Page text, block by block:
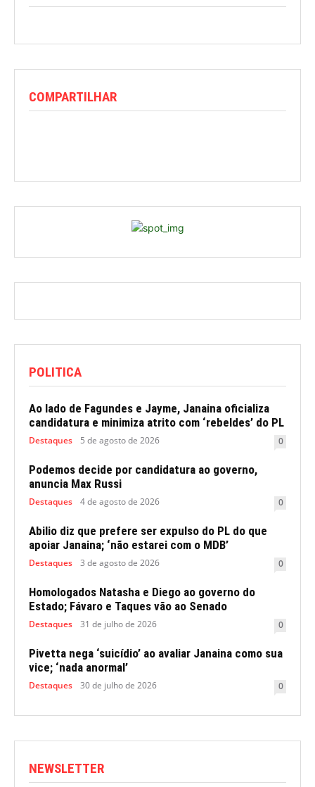
COMPARTILHAR
POLITICA
Ao lado de Fagundes e Jayme, Janaina oficializa
candidatura e minimiza atrito com ‘rebeldes’ do PL
Destaques 5 de agosto de 2026 0
Podemos decide por candidatura ao governo,
anuncia Max Russi
Destaques 4 de agosto de 2026 0
Abilio diz que prefere ser expulso do PL do que
apoiar Janaina; ‘não estarei com o MDB’
Destaques 3 de agosto de 2026 0
Homologados Natasha e Diego ao governo do
Estado; Fávaro e Taques vão ao Senado
Destaques 31 de julho de 2026 0
Pivetta nega ‘suicídio’ ao avaliar Janaina como sua
vice; ‘nada anormal’
Destaques 30 de julho de 2026 0
NEWSLETTER